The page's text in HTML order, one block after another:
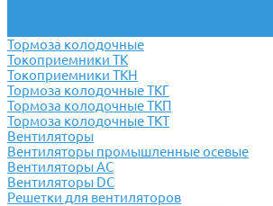
Тормоза колодочные
Токоприемники ТК
Токоприемники ТКН
Тормоза колодочные ТКГ
Тормоза колодочные ТКП
Тормоза колодочные ТКТ
Вентиляторы
Вентиляторы промышленные осевые
Вентиляторы АС
Вентиляторы DC
Решетки для вентиляторов